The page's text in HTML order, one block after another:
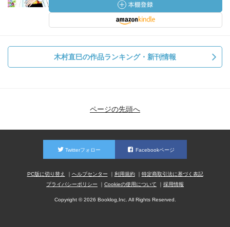
木村直巳の作品ランキング・新刊情報
ページの先頭へ
Twitterフォロー Facebookページ
PC版に切り替え ヘルプセンター 利用規約
特定商取引法に基づく表記
プライバシーポリシー
Cookieの使用について 採用情報
Copyright © 2026 Booklog,Inc. All Rights Reserved.